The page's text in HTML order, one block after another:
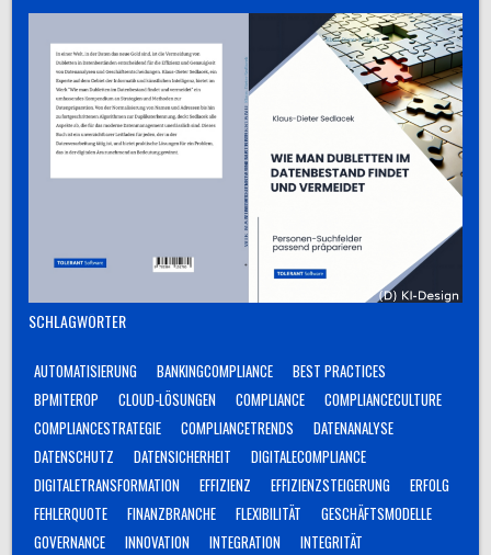
SCHLAGWÖRTER
AUTOMATISIERUNG BANKINGCOMPLIANCE
BEST PRACTICES
BPMITEROP
CLOUD-LÖSUNGEN COMPLIANCE
COMPLIANCECULTURE
COMPLIANCESTRATEGIE
COMPLIANCETRENDS
DATENANALYSE
DATENSCHUTZ
DATENSICHERHEIT
DIGITALECOMPLIANCE
DIGITALETRANSFORMATION
EFFIZIENZ EFFIZIENZSTEIGERUNG
ERFOLG
FEHLERQUOTE
FINANZBRANCHE FLEXIBILITÄT
GESCHÄFTSMODELLE
GOVERNANCE
INNOVATION INTEGRATION
INTEGRITÄT